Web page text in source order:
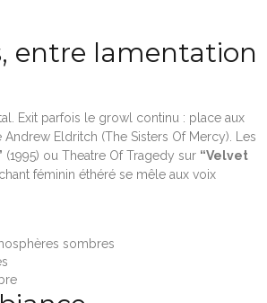
entre lamentation
Exit parfois le growl continu : place aux
Eldritch (The Sisters Of Mercy). Les
(1995) ou Theatre Of Tragedy sur “Velvet
féminin éthéré se mêle aux voix
sombres